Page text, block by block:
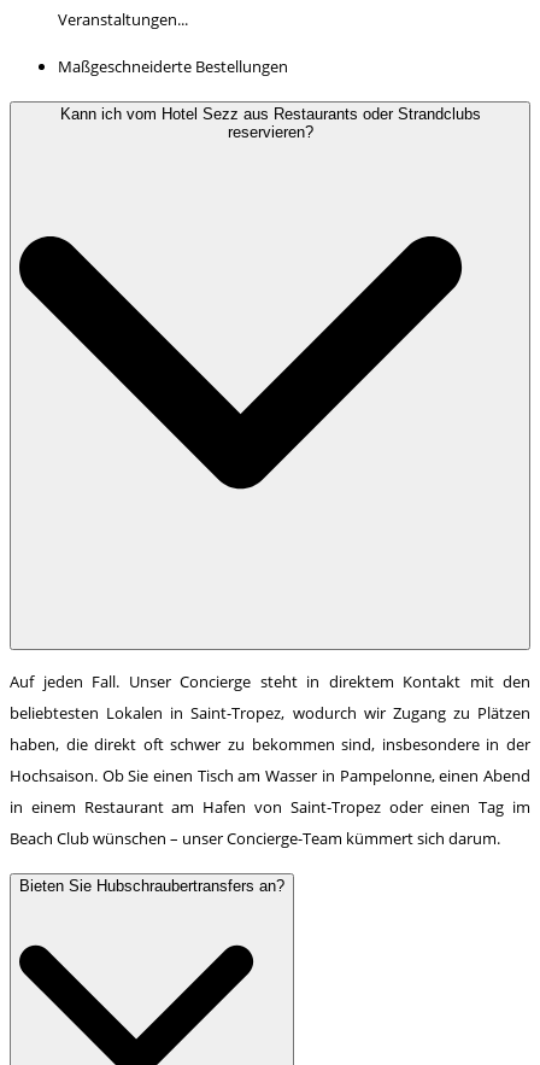
Veranstaltungen...
Maßgeschneiderte Bestellungen
Kann ich vom Hotel Sezz aus Restaurants oder Strandclubs
reservieren?
Auf jeden Fall. Unser Concierge steht in direktem Kontakt mit den
beliebtesten Lokalen in Saint-Tropez, wodurch wir Zugang zu Plätzen
haben, die direkt oft schwer zu bekommen sind, insbesondere in der
Hochsaison. Ob Sie einen Tisch am Wasser in Pampelonne, einen Abend
in einem Restaurant am Hafen von Saint-Tropez oder einen Tag im
Beach Club wünschen – unser Concierge-Team kümmert sich darum.
Bieten Sie Hubschraubertransfers an?